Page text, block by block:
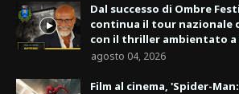
Dal successo di Ombre
continua il tour nazionale
con il thriller ambientato a
agosto 04, 2026
Film al cinema, 'Spider-